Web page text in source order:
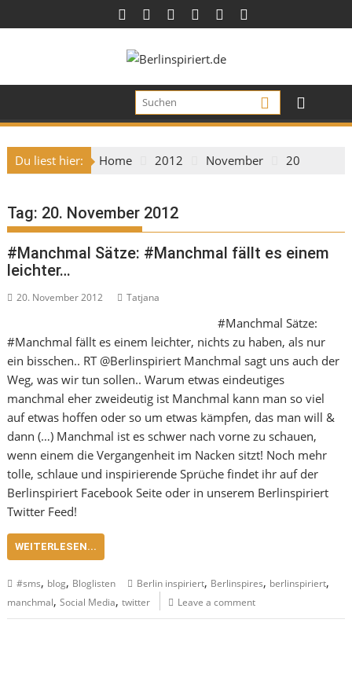
to
Du liest hier: Home 2012 November 20
Tag: 20. November 2012
#Manchmal Sätze: #Manchmal fällt es einem
leichter…
20. November 2012 Tatjana
#Manchmal Sätze:
#Manchmal fällt es einem leichter, nichts zu haben, als nur
ein bisschen.. RT @Berlinspiriert Manchmal sagt uns auch der
Weg, was wir tun sollen.. Warum etwas eindeutiges
manchmal eher zweideutig ist Manchmal kann man so viel
auf etwas hoffen oder so um etwas kämpfen, das man will &
dann (…) Manchmal ist es schwer nach vorne zu schauen,
wenn einem die Vergangenheit im Nacken sitzt! Noch mehr
tolle, schlaue und inspirierende Sprüche findet ihr auf der
Berlinspiriert Facebook Seite oder in unserem Berlinspiriert
Twitter Feed!
WEITERLESEN...
#sms, blog, Bloglisten Berlin inspiriert, Berlinspires, berlinspiriert,
manchmal,Social Media,twitter Leave a comment